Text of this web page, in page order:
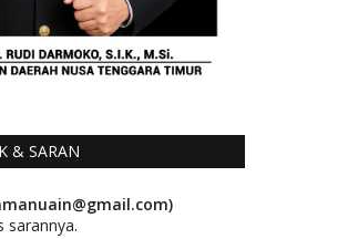
& SARAN
sarannya.